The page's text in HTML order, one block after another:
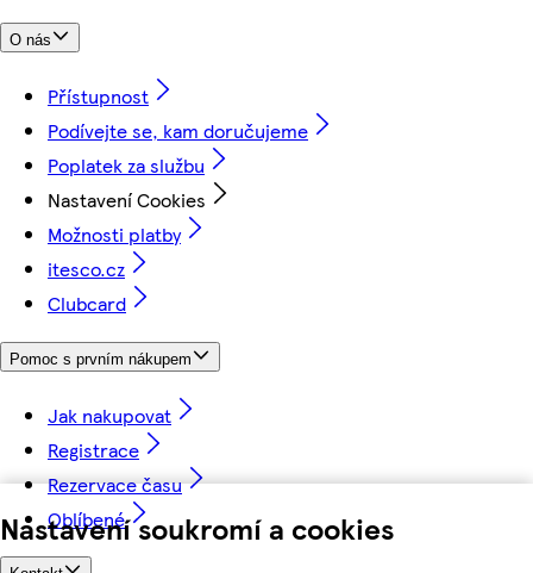
Nastavení soukromí a cookies
O nás
Přístupnost
Podívejte se, kam doručujeme
Poplatek za službu
Nastavení Cookies
Možnosti platby
itesco.cz
Clubcard
Pomoc s prvním nákupem
Jak nakupovat
Registrace
Rezervace času
Oblíbené